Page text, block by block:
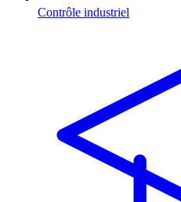
Contrôle industriel